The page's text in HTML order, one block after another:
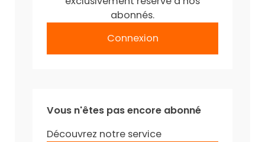
abonnés.
Connexion
Vous n'êtes pas encore abonné
Découvrez notre service